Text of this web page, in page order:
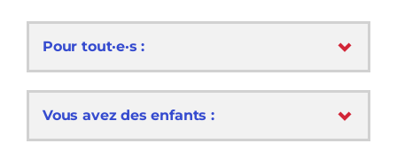
Pour tout·e·s :
Vous avez des enfants :